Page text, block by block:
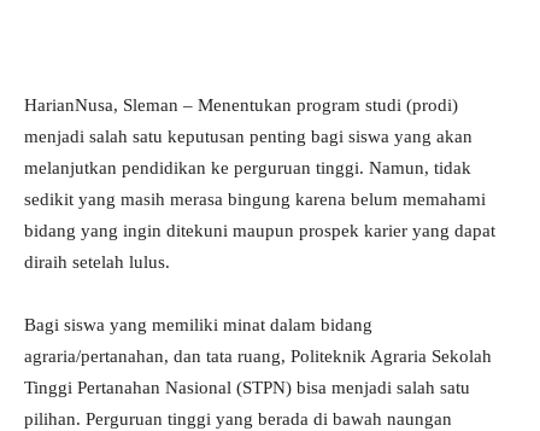
HarianNusa, Sleman – Menentukan program studi (prodi)
menjadi salah satu keputusan penting bagi siswa yang akan
melanjutkan pendidikan ke perguruan tinggi. Namun, tidak
sedikit yang masih merasa bingung karena belum memahami
bidang yang ingin ditekuni maupun prospek karier yang dapat
diraih setelah lulus.
Bagi siswa yang memiliki minat dalam bidang
agraria/pertanahan, dan tata ruang, Politeknik Agraria Sekolah
Tinggi Pertanahan Nasional (STPN) bisa menjadi salah satu
pilihan. Perguruan tinggi yang berada di bawah naungan